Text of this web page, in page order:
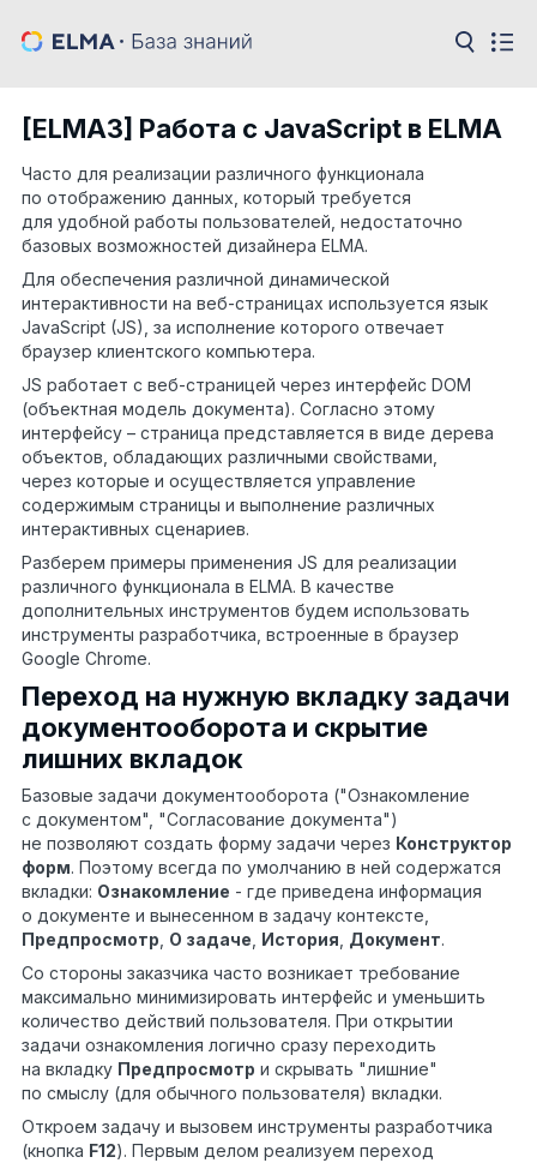
[ELMA3] Работа с JavaScript в ELMA
Часто для реализации различного функционала
по отображению данных, который требуется
для удобной работы пользователей, недостаточно
базовых возможностей дизайнера ELMA.
Для обеспечения различной динамической
интерактивности на веб-страницах используется язык
JavaScript (JS), за исполнение которого отвечает
браузер клиентского компьютера.
JS работает с веб-страницей через интерфейс DOM
(объектная модель документа). Согласно этому
интерфейсу – страница представляется в виде дерева
объектов, обладающих различными свойствами,
через которые и осуществляется управление
содержимым страницы и выполнение различных
интерактивных сценариев.
Разберем примеры применения JS для реализации
различного функционала в ELMA. В качестве
дополнительных инструментов будем использовать
инструменты разработчика, встроенные в браузер
Google Chrome.
Переход на нужную вкладку задачи
документооборота и скрытие
лишних вкладок
Базовые задачи документооборота ("Ознакомление
с документом", "Согласование документа")
не позволяют создать форму задачи через Конструктор
форм. Поэтому всегда по умолчанию в ней содержатся
вкладки: Ознакомление - где приведена информация
о документе и вынесенном в задачу контексте,
Предпросмотр О задаче История Документ.
Со стороны заказчика часто возникает требование
максимально минимизировать интерфейс и уменьшить
количество действий пользователя. При открытии
задачи ознакомления логично сразу переходить
на вкладку Предпросмотр и скрывать "лишние"
по смыслу (для обычного пользователя) вкладки.
Откроем задачу и вызовем инструменты разработчика
(кнопка F12). Первым делом реализуем переход